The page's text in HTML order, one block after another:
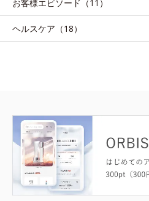
お客様エピソード（11）
ヘルスケア（18）